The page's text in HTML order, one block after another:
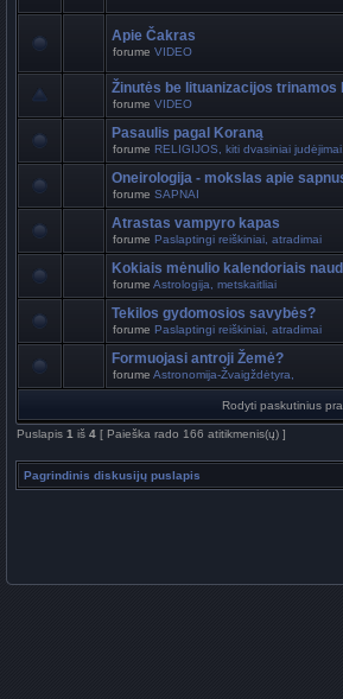
Apie Čakras
forume VIDEO
Žinutės be lituanizacijos trinamos
forume VIDEO
Pasaulis pagal Koraną
forume RELIGIJOS, kiti dvasiniai
Oneirologija - mokslas apie
forume SAPNAI
Atrastas vampyro kapas
forume Paslaptingi reiškiniai, atradimai
Kokiais mėnulio kalendoriais
forume Astrologija, metskaitliai
Tekilos gydomosios savybės?
forume Paslaptingi reiškiniai, atradimai
Formuojasi antroji Žemė?
forume Astronomija-Žvaigždėtyra,
Rodyti paskutinius
Puslapis 1 iš 4 [ Paieška rado 166 atitikmenis(ų) ]
Pagrindinis diskusijų puslapis